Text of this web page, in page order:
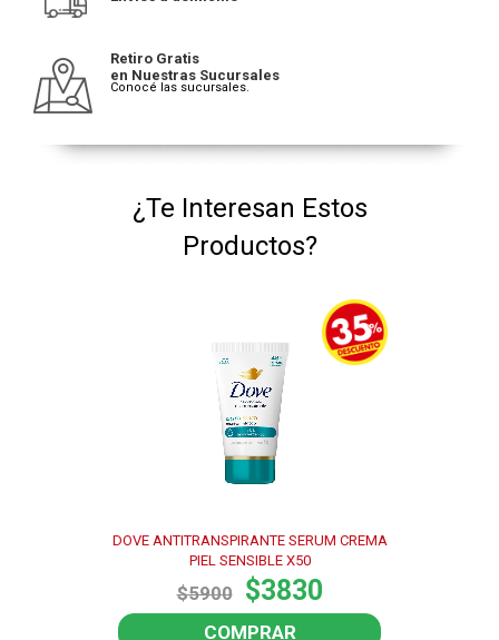
Retiro Gratis
en Nuestras Sucursales
Conocé las sucursales.
¿Te Interesan Estos
Productos?
DOVE ANTITRANSPIRANTE SERUM CREMA
PIEL SENSIBLE X50
$5900 $3830
COMPRAR